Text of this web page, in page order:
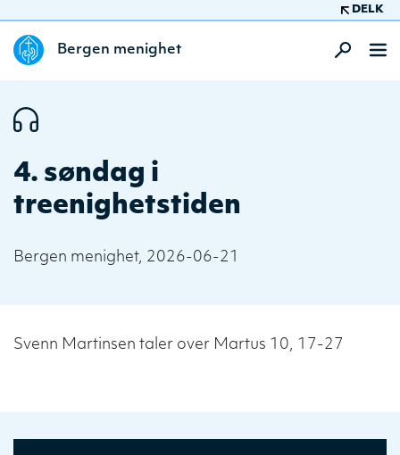
DELK
Bergen menighet
4. søndag i
treenighetstiden
Bergen menighet, 2026-06-21
Svenn Martinsen taler over Martus 10, 17-27